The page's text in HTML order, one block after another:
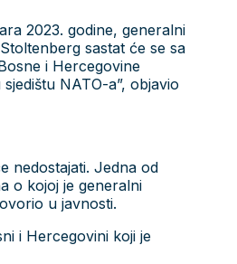
2023. godine, generalni
sastat će se sa
i Hercegovine
NATO-a”, objavio
nedostajati. Jedna od
o kojoj je generalni
u javnosti.
i Hercegovini koji je